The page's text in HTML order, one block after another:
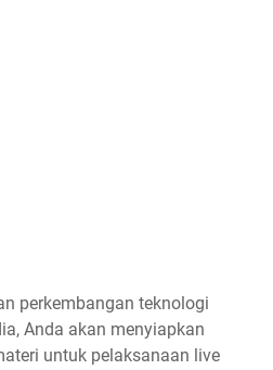
perkembangan teknologi
Anda akan menyiapkan
untuk pelaksanaan live